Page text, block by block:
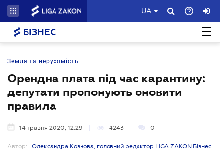
UA
БІЗНЕС
Земля та нерухомість
Орендна плата під час карантину:
депутати пропонують оновити
правила
14 травня 2020, 12:29 4243 0
Автор: Олександра Кознова, головний редактор LIGA ZAKON Бізнес